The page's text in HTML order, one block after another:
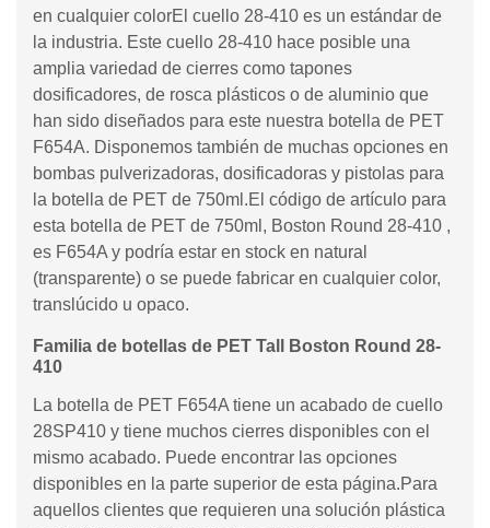
en cualquier colorEl cuello 28-410 es un estándar de
la industria. Este cuello 28-410 hace posible una
amplia variedad de cierres como tapones
dosificadores, de rosca plásticos o de aluminio que
han sido diseñados para este nuestra botella de PET
F654A. Disponemos también de muchas opciones en
bombas pulverizadoras, dosificadoras y pistolas para
la botella de PET de 750ml.El código de artículo para
esta botella de PET de 750ml, Boston Round 28-410 ,
es F654A y podría estar en stock en natural
(transparente) o se puede fabricar en cualquier color,
translúcido u opaco.
Familia de botellas de PET Tall Boston Round 28-
410
La botella de PET F654A tiene un acabado de cuello
28SP410 y tiene muchos cierres disponibles con el
mismo acabado. Puede encontrar las opciones
disponibles en la parte superior de esta página.Para
aquellos clientes que requieren una solución plástica